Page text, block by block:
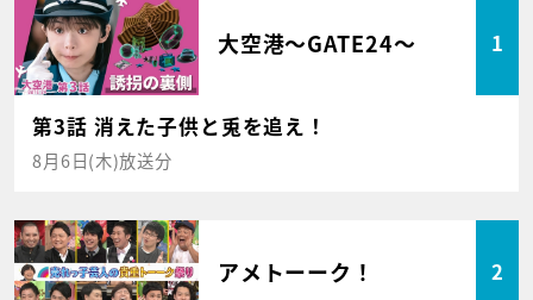
大空港～GATE24～ 1
第3話 消えた子供と兎を追え！
8月6日(木)放送分
アメトーーク！ 2